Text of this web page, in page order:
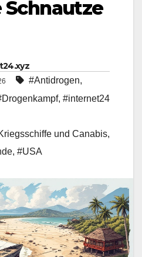
Schnautze
#Antidrogen,
, #internet24
und Canabis,
, #USA